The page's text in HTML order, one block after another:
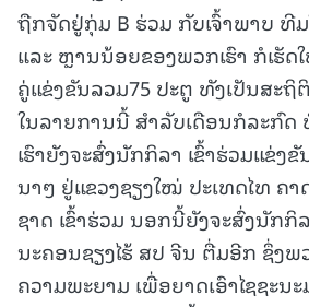
ຖືກຈັດຢູ່ກຸ່ມ B ຮ່ວມ ກັບເຈົ້າພາບ ທີ
ແລະ ຫຼານນ້ອຍຂອງພວກເຮົາ ກໍເຮັ
ຄູ່ແຂ່ງຂັນລວມ75 ປະຕູ ທັງເປັນສະ
ໃນລາຍການນີ້ ສໍາລັບເດືອນກໍລະກົດ
ເຮົາຍັງຈະສົ່ງນັກກິລາ ເຂົ້າຮ່ວມແຂ່ງ
ນາໆ ຢູ່ແຂວງຊຽງໃໝ່ ປະເທດໄທ ຄ
ຊາດ ເຂົ້າຮ່ວມ ນອກນີ້ຍັງຈະສົ່ງນັກກິ
ນະຄອນຊຽງໄຮ້ ສປ ຈີນ ຕື່ມອີກ ຊຶ່ງພ
ຄວາມພະຍາມ ເພື່ອຍາດເອົາໄຊຊະນ